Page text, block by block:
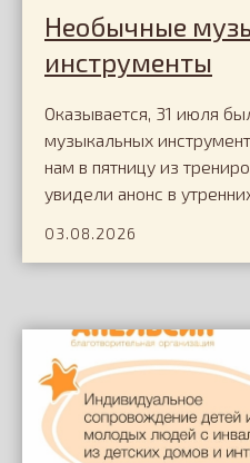
Необычные
инструменты
Оказывается, 31 июля
музыкальных
нам в пятницу из
увидели анонс в
03.08.2026
Все